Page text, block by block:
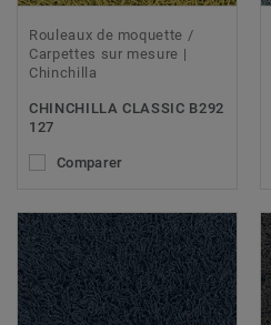
Rouleaux de moquette /
Carpettes sur mesure |
Chinchilla
CHINCHILLA CLASSIC B292
127
Comparer